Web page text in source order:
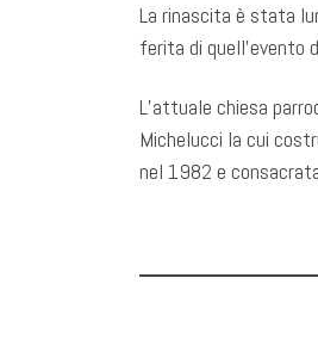
La rinascita è stata
ferita di quell’evento
L’attuale chiesa
Michelucci la cui
nel 1982 e